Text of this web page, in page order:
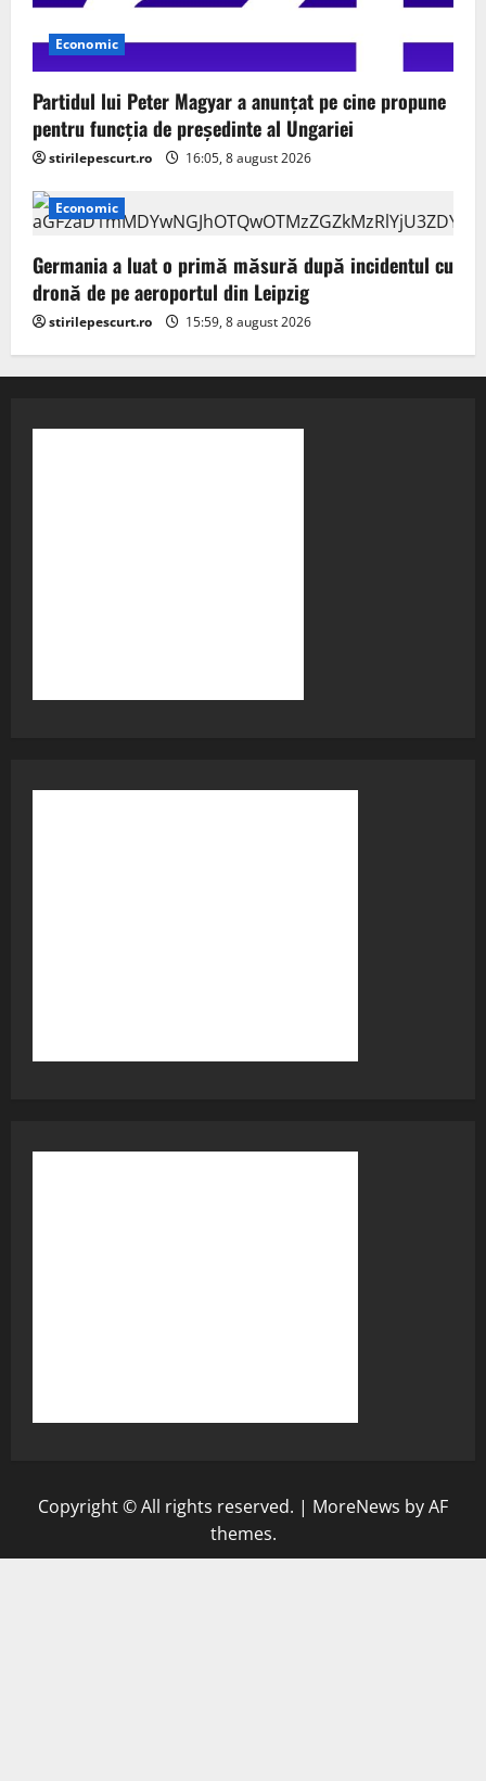
Economic
Partidul lui Peter Magyar a anunțat pe cine propune
pentru funcția de președinte al Ungariei
stirilepescurt.ro 16:05, 8 august 2026
Economic
Germania a luat o primă măsură după incidentul cu
dronă de pe aeroportul din Leipzig
stirilepescurt.ro 15:59, 8 august 2026
Copyright © All rights reserved. | MoreNews by AF
themes.